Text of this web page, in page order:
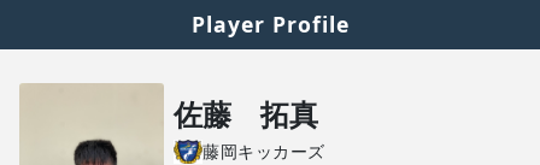
Player Profile
佐藤 拓真
藤岡キッカーズ